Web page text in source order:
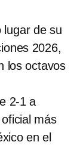
lugar de su
2026,
los octavos
2-1 a
más
en el